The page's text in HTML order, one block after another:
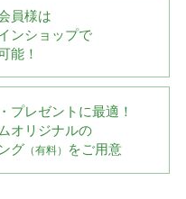
員様は
ンショップで
能！
プレゼントに最適！
オリジナルの
グ （有料） をご用意